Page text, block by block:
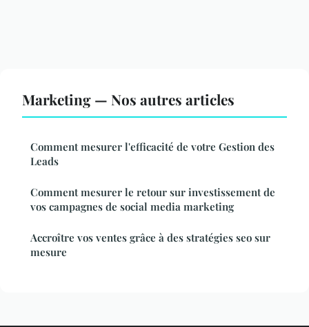
Marketing — Nos autres articles
Comment mesurer l'efficacité de votre Gestion des
Leads
Comment mesurer le retour sur investissement de
vos campagnes de social media marketing
Accroître vos ventes grâce à des stratégies seo sur
mesure